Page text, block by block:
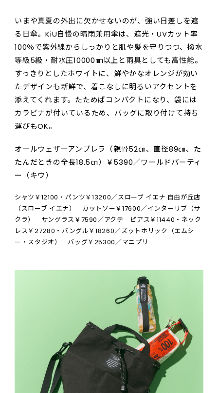
いまや真夏の外出に欠かせないのが、強い日差しを遮
る日傘。KiU自慢の晴雨兼用傘は、遮光・UVカット率
100％で紫外線からしっかりと肌や髪を守りつつ、撥水
等級5級・耐水圧10000㎜以上と雨具としても高性能。
すっきりとしたホワイトに、鮮やかなオレンジが効い
たデザインも新鮮で、着こなしに明るいアクセントを
添えてくれます。たためばコンパクトになり、袋には
カラビナが付いているため、バッグに取り付けて持ち
運びもOK。
オールウェザーアンブレラ（親骨52㎝、直径89㎝、た
たんだときの全長18.5㎝）￥5390／ワールドパーティ
ー（キウ）
シャツ￥12100・パンツ￥13200／スローブ イエナ 自由が丘店
（スローブ イエナ） カットソー￥17600／インターリブ（サ
クラ） サングラス￥7590／アクテ ピアス￥11440・ネック
レス￥27280・バングル￥18260／ズットホリック（エムシ
ー・スタジオ） バッグ￥25300／マニプリ